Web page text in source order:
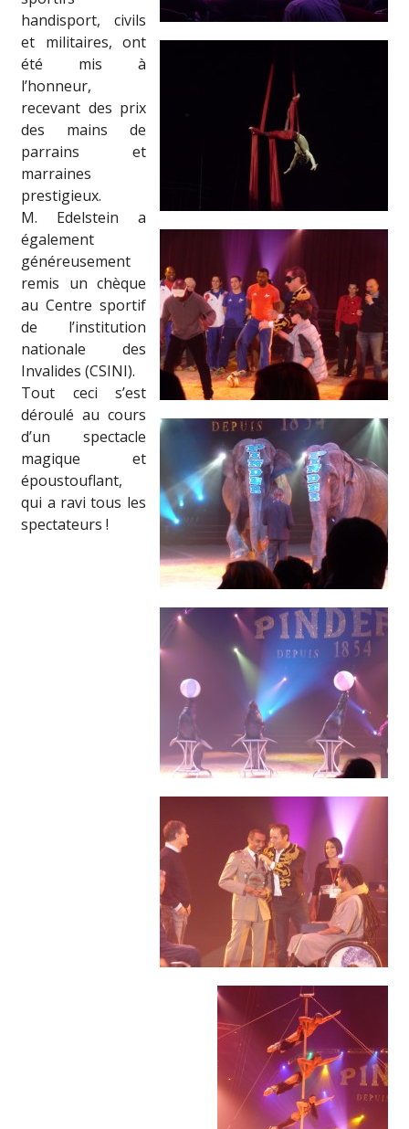
handisport, civils
et militaires, ont
été mis à
l’honneur,
recevant des prix
des mains de
parrains et
marraines
prestigieux.
M. Edelstein a
également
généreusement
remis un chèque
au Centre sportif
de l’institution
nationale des
Invalides (CSINI).
Tout ceci s’est
déroulé au cours
d’un spectacle
magique et
époustouflant,
qui a ravi tous les
spectateurs !